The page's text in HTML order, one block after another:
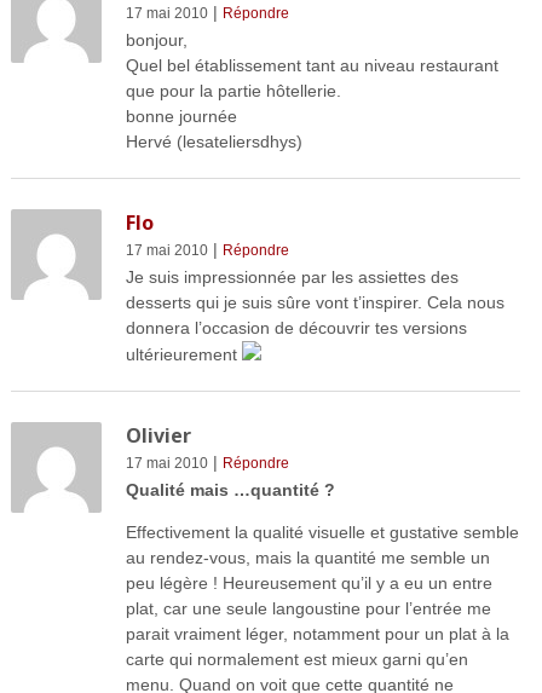
17 mai 2010| Répondre
bonjour,
Quel bel établissement tant au niveau restaurant
que pour la partie hôtellerie.
bonne journée
Hervé (lesateliersdhys)
Flo
17 mai 2010| Répondre
Je suis impressionnée par les assiettes des
desserts qui je suis sûre vont t’inspirer. Cela nous
donnera l’occasion de découvrir tes versions
ultérieurement
Olivier
17 mai 2010| Répondre
Qualité mais …quantité ?
Effectivement la qualité visuelle et gustative semble
au rendez-vous, mais la quantité me semble un
peu légère ! Heureusement qu’il y a eu un entre
plat, car une seule langoustine pour l’entrée me
parait vraiment léger, notamment pour un plat à la
carte qui normalement est mieux garni qu’en
menu. Quand on voit que cette quantité ne